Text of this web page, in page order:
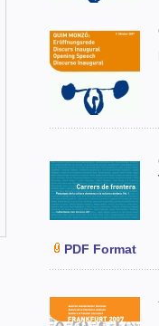
PDF Format